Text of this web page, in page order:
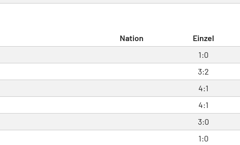
Nation Einzel
1:0
3:2
4:1
4:1
3:0
1:0